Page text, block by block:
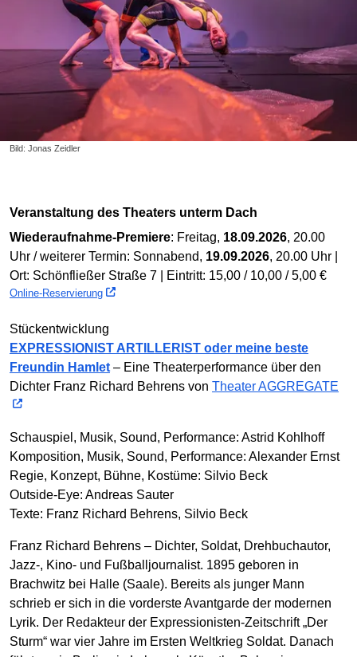
Bild: Jonas Zeidler
Veranstaltung des Theaters unterm Dach
Wiederaufnahme-Premiere: Freitag, 18.09.2026, 20.00
Uhr / weiterer Termin: Sonnabend, 19.09.2026, 20.00 Uhr |
Ort: Schönfließer Straße 7 | Eintritt: 15,00 / 10,00 / 5,00 €
Online-Reservierung
Stückentwicklung
EXPRESSIONIST ARTILLERIST oder meine beste
Freundin Hamlet – Eine Theater­performance über den
Dichter Franz Richard Behrens von Theater AGGREGATE
Schauspiel, Musik, Sound, Performance: Astrid Kohlhoff
Komposition, Musik, Sound, Performance: Alexander Ernst
Regie, Konzept, Bühne, Kostüme: Silvio Beck
Outside-Eye: Andreas Sauter
Texte: Franz Richard Behrens, Silvio Beck
Franz Richard Behrens – Dichter, Soldat, Drehbuchautor,
Jazz-, Kino- und Fußballjournalist. 1895 geboren in
Brachwitz bei Halle (Saale). Bereits als junger Mann
schrieb er sich in die vorderste Avantgarde der modernen
Lyrik. Der Redakteur der Expressionisten-Zeitschrift „Der
Sturm“ war vier Jahre im Ersten Weltkrieg Soldat. Danach